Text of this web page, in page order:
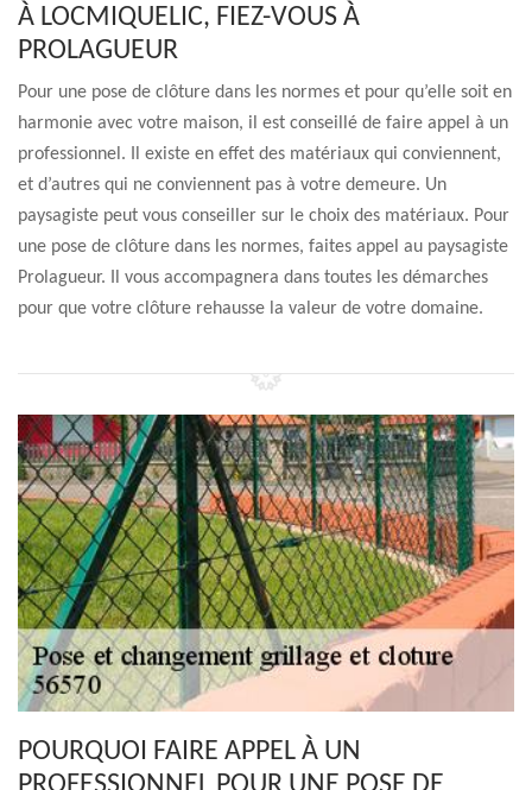
À LOCMIQUELIC, FIEZ-VOUS À
PROLAGUEUR
Pour une pose de clôture dans les normes et pour qu’elle soit en
harmonie avec votre maison, il est conseillé de faire appel à un
professionnel. Il existe en effet des matériaux qui conviennent,
et d’autres qui ne conviennent pas à votre demeure. Un
paysagiste peut vous conseiller sur le choix des matériaux. Pour
une pose de clôture dans les normes, faites appel au paysagiste
Prolagueur. Il vous accompagnera dans toutes les démarches
pour que votre clôture rehausse la valeur de votre domaine.
POURQUOI FAIRE APPEL À UN